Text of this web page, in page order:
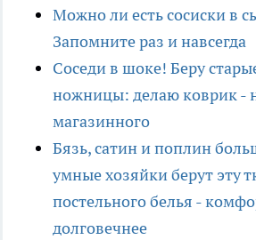
Можно ли есть сосиски в
Запомните раз и навсегда
Соседи в шоке! Беру
ножницы: делаю коврик -
магазинного
Бязь, сатин и поплин
умные хозяйки берут эту
постельного белья -
долговечнее